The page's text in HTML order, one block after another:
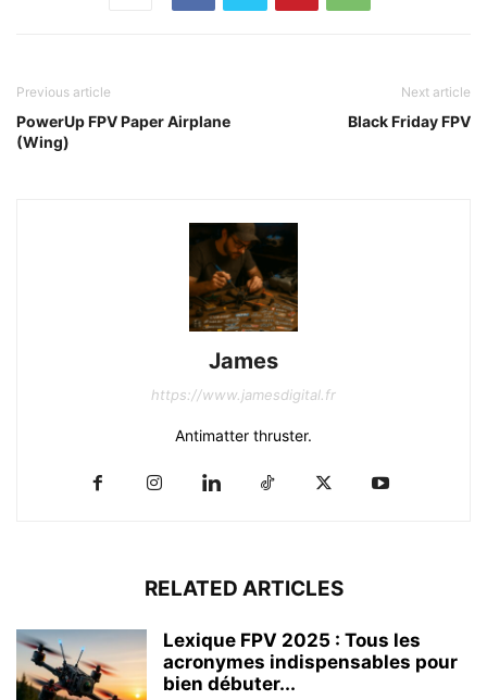
Previous article
PowerUp FPV Paper Airplane
(Wing)
Next article
Black Friday FPV
James
https://www.jamesdigital.fr
Antimatter thruster.
RELATED ARTICLES
Lexique FPV 2025 : Tous les
acronymes indispensables pour
bien débuter...